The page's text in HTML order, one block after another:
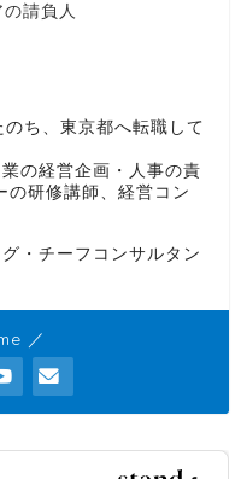
請負人
ち、東京都へ転職して
の経営企画・人事の責
研修講師、経営コン
・チーフコンサルタン
／